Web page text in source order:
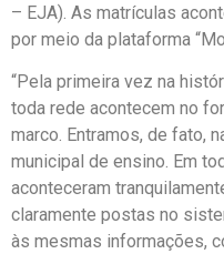
– EJA). As matrículas
por meio da plataforma
“Pela primeira vez na
toda rede acontecem no
marco. Entramos, de fato,
municipal de ensino. Em
aconteceram
claramente postas no
às mesmas informações,